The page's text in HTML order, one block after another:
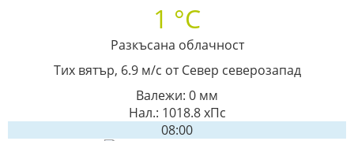
1 °C
Разкъсана облачност
Тих вятър, 6.9 м/с от Север северозапад
Валежи: 0 мм
Нал.: 1018.8 хПс
08:00